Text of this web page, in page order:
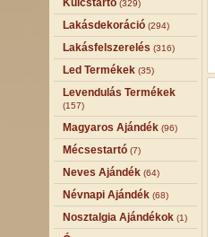
Kulcstartó (329)
Lakásdekoráció (294)
Lakásfelszerelés (316)
Led Termékek (35)
Levendulás Termékek
(157)
Magyaros Ajándék (96)
Mécsestartó (7)
Neves Ajándék (64)
Névnapi Ajándék (68)
Nosztalgia Ajándékok (1)